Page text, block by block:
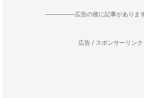
--------------------広告の後に記事があります
広告 / スポンサーリンク